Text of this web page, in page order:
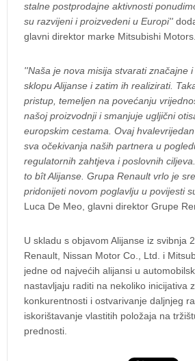
stalne postprodajne aktivnosti
su razvijeni i proizvedeni u Europi''
glavni direktor marke Mitsubishi Motors.
''Naša je nova misija stvarati značajne
sklopu Alijanse i zatim ih realizirati.
pristup, temeljen na povećanju
našoj proizvodnji i smanjuje ugljični
europskim cestama. Ovaj
sva očekivanja naših partnera u
regulatornih zahtjeva i poslovnih
to bît Alijanse. Grupa Renault vrlo je
pridonijeti novom poglavlju u povijesti
Luca De Meo, glavni direktor Grupe
U skladu s objavom Alijanse iz svibnja
Renault, Nissan Motor Co., Ltd. i
jedne od najvećih alijansi u
nastavljaju raditi na nekoliko inicijativa
konkurentnosti i ostvarivanje daljnjeg
iskorištavanje vlastitih položaja na
prednosti.